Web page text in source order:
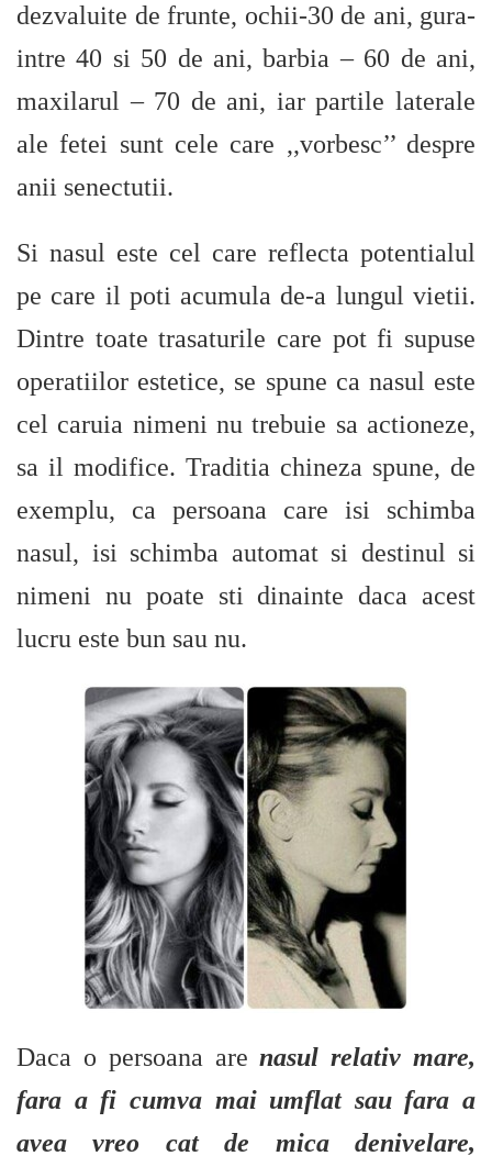
dezvaluite de frunte, ochii-30 de ani, gura-
intre 40 si 50 de ani, barbia – 60 de ani,
maxilarul – 70 de ani, iar partile laterale
ale fetei sunt cele care ,,vorbesc’’ despre
anii senectutii.
Si nasul este cel care reflecta potentialul
pe care il poti acumula de-a lungul vietii.
Dintre toate trasaturile care pot fi supuse
operatiilor estetice, se spune ca nasul este
cel caruia nimeni nu trebuie sa actioneze,
sa il modifice. Traditia chineza spune, de
exemplu, ca persoana care isi schimba
nasul, isi schimba automat si destinul si
nimeni nu poate sti dinainte daca acest
lucru este bun sau nu.
Daca o persoana arenasul relativ mare,
fara a fi cumva mai umflat sau fara a
avea vreo cat de mica denivelare,